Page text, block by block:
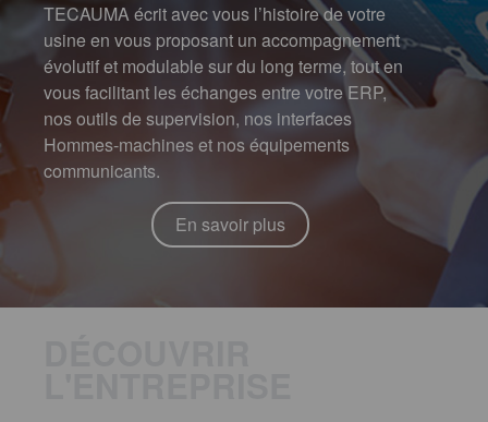
TECAUMA écrit avec vous l’histoire de votre
usine en vous proposant un accompagnement
évolutif et modulable sur du long terme, tout en
vous facilitant les échanges entre votre ERP,
nos outils de supervision, nos interfaces
Hommes-machines et nos équipements
communicants.
En savoir plus